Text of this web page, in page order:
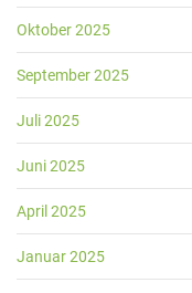
Oktober 2025
September 2025
Juli 2025
Juni 2025
April 2025
Januar 2025